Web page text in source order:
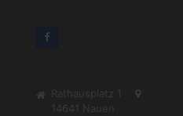
Rathausplatz 1
14641
Nauen